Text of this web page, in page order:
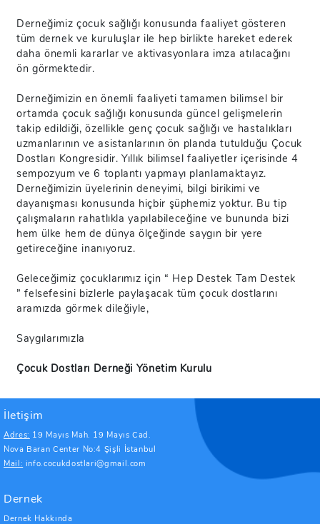
Derneğimiz çocuk sağlığı konusunda faaliyet gösteren
tüm dernek ve kuruluşlar ile hep birlikte hareket ederek
daha önemli kararlar ve aktivasyonlara imza atılacağını
ön görmektedir.
Derneğimizin en önemli faaliyeti tamamen bilimsel bir
ortamda çocuk sağlığı konusunda güncel gelişmelerin
takip edildiği, özellikle genç çocuk sağlığı ve hastalıkları
uzmanlarının ve asistanlarının ön planda tutulduğu Çocuk
Dostları Kongresidir. Yıllık bilimsel faaliyetler içerisinde 4
sempozyum ve 6 toplantı yapmayı planlamaktayız.
Derneğimizin üyelerinin deneyimi, bilgi birikimi ve
dayanışması konusunda hiçbir şüphemiz yoktur. Bu tip
çalışmaların rahatlıkla yapılabileceğine ve bununda bizi
hem ülke hem de dünya ölçeğinde saygın bir yere
getireceğine inanıyoruz.
Geleceğimiz çocuklarımız için “ Hep Destek Tam Destek
” felsefesini bizlerle paylaşacak tüm çocuk dostlarını
aramızda görmek dileğiyle,
Saygılarımızla
Çocuk Dostları Derneği Yönetim Kurulu
İletişim
Adres: 19 Mayıs Mah. 19 Mayıs Cad.
Nova Baran Center No:4 Şişli İstanbul
Mail: info.cocukdostlari@gmail.com
Dernek
Dernek Hakkında